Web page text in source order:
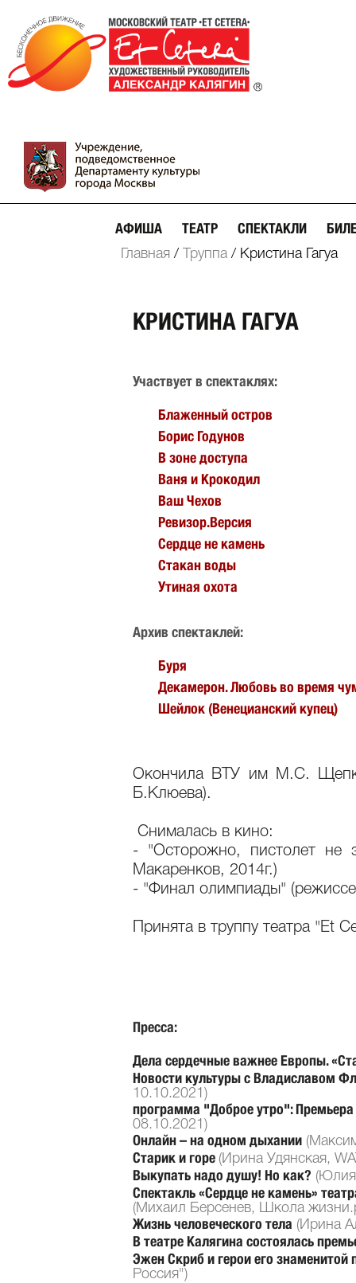
АФИША ТЕАТР СПЕКТАКЛИ
Главная / Труппа / Кристина Гагуа
КРИСТИНА ГАГУА
Участвует в спектаклях:
Блаженный остров
Борис Годунов
В зоне доступа
Ваня и Крокодил
Ваш Чехов
Ревизор.Версия
Сердце не камень
Стакан воды
Утиная охота
Архив спектаклей:
Буря
Декамерон. Любовь во время
Шейлок (Венецианский купец)
Окончила ВТУ им М.С.
Б.Клюева).
Снималась в кино:
- "Осторожно, пистолет не
Макаренков, 2014г.)
- "Финал олимпиады"
Принята в труппу театра "Et
Пресса:
Дела сердечные важнее Европы.
Новости культуры с Владиславом
10.10.2021)
программа "Доброе утро":
08.10.2021)
Онлайн – на одном дыхании
Старик и горе (Ирина Удянская,
Выкупать надо душу! Но как? (Юлия
Спектакль «Сердце не камень»
(Михаил Берсенев, Школа
Жизнь человеческого тела (Ирина
В театре Калягина состоялась
Эжен Скриб и герои его
Россия")